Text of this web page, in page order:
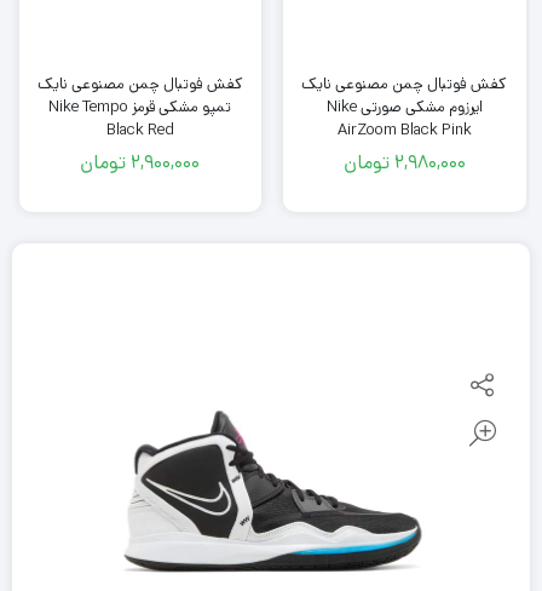
کفش فوتبال چمن مصنوعی نایک
ایرزوم مشکی صورتی Nike
AirZoom Black Pink
2,980,000 تومان
کفش فوتبال چمن مصنوعی نایک
تمپو مشکی قرمز Nike Tempo
Black Red
2,900,000 تومان